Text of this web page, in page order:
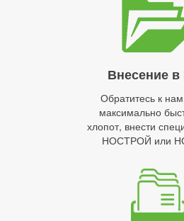
Внесение
Обратитесь к
максимально
хлопот, внести
НОСТРОЙ или